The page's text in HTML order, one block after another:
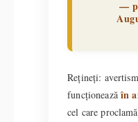
—
Rețineți:
funcționeazăîn
cel care